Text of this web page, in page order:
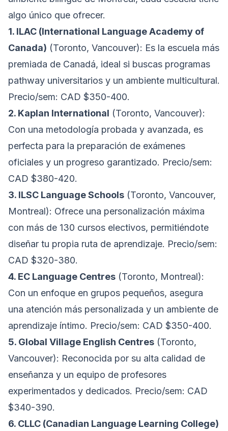
algo único que ofrecer.
1. ILAC (International Language Academy of
Canada) (Toronto, Vancouver): Es la escuela más
premiada de Canadá, ideal si buscas programas
pathway universitarios y un ambiente multicultural.
Precio/sem: CAD $350-400.
2. Kaplan International (Toronto, Vancouver):
Con una metodología probada y avanzada, es
perfecta para la preparación de exámenes
oficiales y un progreso garantizado. Precio/sem:
CAD $380-420.
3. ILSC Language Schools (Toronto, Vancouver,
Montreal): Ofrece una personalización máxima
con más de 130 cursos electivos, permitiéndote
diseñar tu propia ruta de aprendizaje. Precio/sem:
CAD $320-380.
4. EC Language Centres (Toronto, Montreal):
Con un enfoque en grupos pequeños, asegura
una atención más personalizada y un ambiente de
aprendizaje íntimo. Precio/sem: CAD $350-400.
5. Global Village English Centres (Toronto,
Vancouver): Reconocida por su alta calidad de
enseñanza y un equipo de profesores
experimentados y dedicados. Precio/sem: CAD
$340-390.
6. CLLC (Canadian Language Learning College)